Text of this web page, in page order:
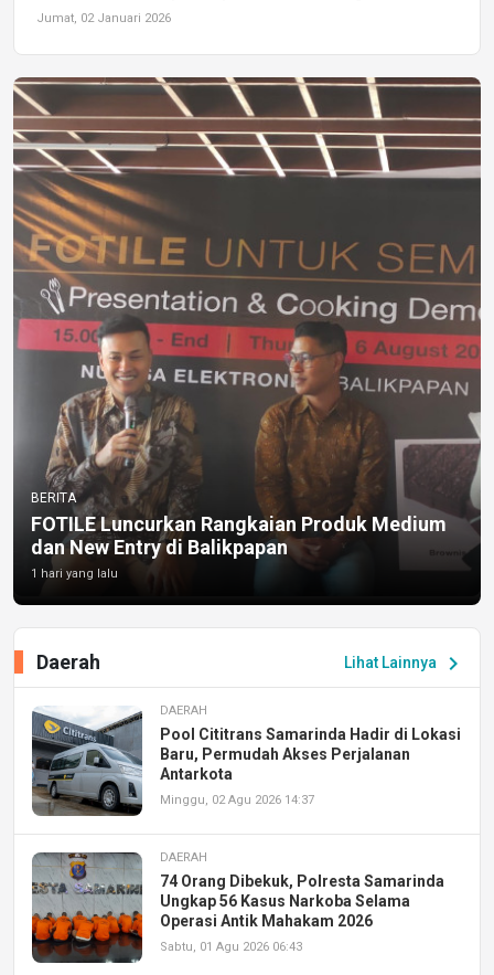
Jumat, 02 Januari 2026
BERITA
FOTILE Luncurkan Rangkaian Produk Medium
dan New Entry di Balikpapan
1 hari yang lalu
Lihat Lainnya chevron_right
Daerah
DAERAH
Pool Cititrans Samarinda Hadir di Lokasi
Baru, Permudah Akses Perjalanan
Antarkota
Minggu, 02 Agu 2026 14:37
DAERAH
74 Orang Dibekuk, Polresta Samarinda
Ungkap 56 Kasus Narkoba Selama
Operasi Antik Mahakam 2026
Sabtu, 01 Agu 2026 06:43